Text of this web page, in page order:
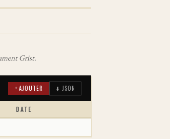
Grist.
+ AJOUTER ⬇ JSON
DATE